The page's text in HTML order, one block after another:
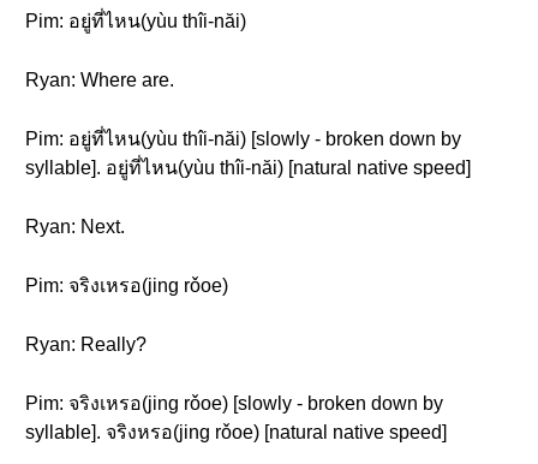
Pim: อยู่ที่ไหน(yùu thîi-năi)
Ryan: Where are.
Pim: อยู่ที่ไหน(yùu thîi-năi) [slowly - broken down by
syllable]. อยู่ที่ไหน(yùu thîi-năi) [natural native speed]
Ryan: Next.
Pim: จริงเหรอ(jing rǒoe)
Ryan: Really?
Pim: จริงเหรอ(jing rǒoe) [slowly - broken down by
syllable]. จริงหรอ(jing rǒoe) [natural native speed]